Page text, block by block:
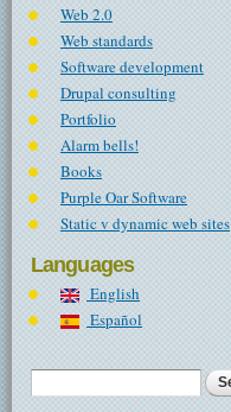
Web 2.0
Web standards
Software development
Drupal consulting
Portfolio
Alarm bells!
Books
Purple Oar Software
Static v dynamic web sites
Languages
English
Español